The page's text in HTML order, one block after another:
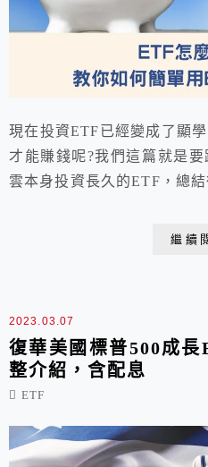
現在投資ETF已經變成了顯
才能賺錢呢?我們這篇就是
雲本身投資長久的ETF，總
繼續
2023.03.07
復華美國標普500成
整介紹，含配息
ETF